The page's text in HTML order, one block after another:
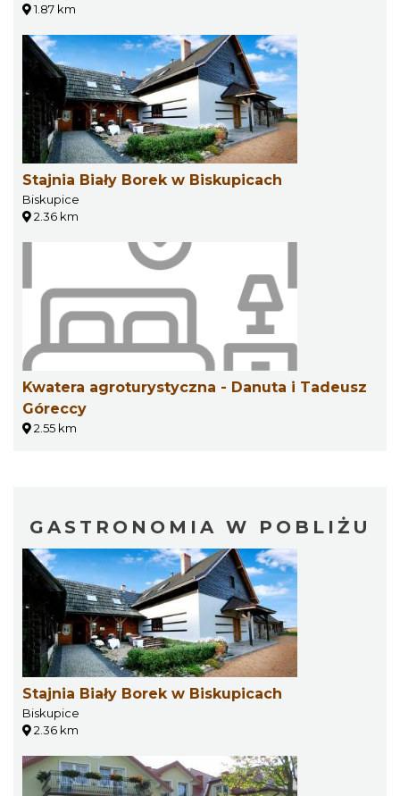
1.87 km
Stajnia Biały Borek w Biskupicach
Biskupice
2.36 km
Kwatera agroturystyczna - Danuta i Tadeusz
Góreccy
2.55 km
GASTRONOMIA W POBLIŻU
Stajnia Biały Borek w Biskupicach
Biskupice
2.36 km